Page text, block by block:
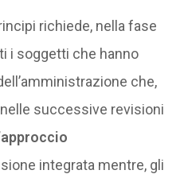
richiede, nella fase
i soggetti che hanno
che,
successive revisioni
integrata mentre, gli